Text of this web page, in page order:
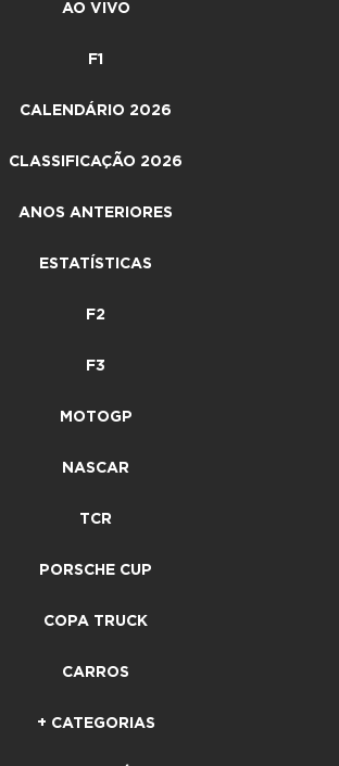
AO VIVO
F1
CALENDÁRIO 2026
CLASSIFICAÇÃO 2026
ANOS ANTERIORES
ESTATÍSTICAS
F2
F3
MOTOGP
NASCAR
TCR
PORSCHE CUP
COPA TRUCK
CARROS
+ CATEGORIAS